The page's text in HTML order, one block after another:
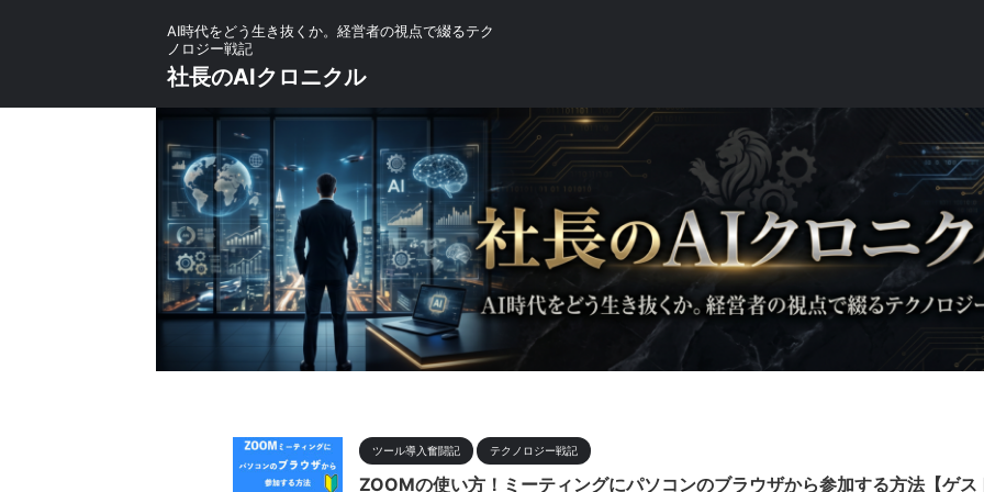
AI時代をどう生き抜くか。経営者の視点で綴るテク
ノロジー戦記
社長のAIクロニクル
ツール導入奮闘記 テクノロジー戦記
ZOOMの使い方！ミーティングにパソコンのブラウザから参加する方法【ゲス